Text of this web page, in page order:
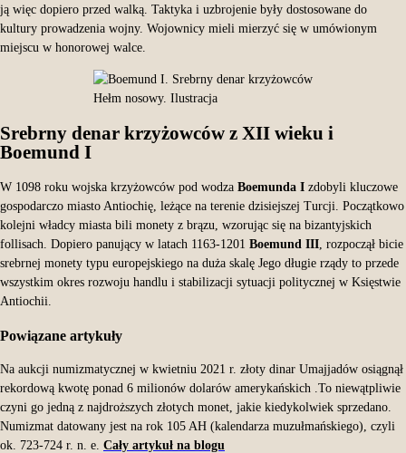
ją więc dopiero przed walką. Taktyka i uzbrojenie były dostosowane do
kultury prowadzenia wojny. Wojownicy mieli mierzyć się w umówionym
miejscu w honorowej walce.
Hełm nosowy. Ilustracja
Srebrny denar krzyżowców z XII wieku i
Boemund I
W 1098 roku wojska krzyżowców pod wodza Boemunda I zdobyli kluczowe
gospodarczo miasto Antiochię, leżące na terenie dzisiejszej Turcji. Początkowo
kolejni władcy miasta bili monety z brązu, wzorując się na bizantyjskich
follisach. Dopiero panujący w latach 1163-1201 Boemund III, rozpoczął bicie
srebrnej monety typu europejskiego na duża skalę Jego długie rządy to przede
wszystkim okres rozwoju handlu i stabilizacji sytuacji politycznej w Księstwie
Antiochii.
Powiązane artykuły
Na aukcji numizmatycznej w kwietniu 2021 r. złoty dinar Umajjadów osiągnął
rekordową kwotę ponad 6 milionów dolarów amerykańskich .To niewątpliwie
czyni go jedną z najdroższych złotych monet, jakie kiedykolwiek sprzedano.
Numizmat datowany jest na rok 105 AH (kalendarza muzułmańskiego), czyli
ok. 723-724 r. n. e. Cały artykuł na blogu